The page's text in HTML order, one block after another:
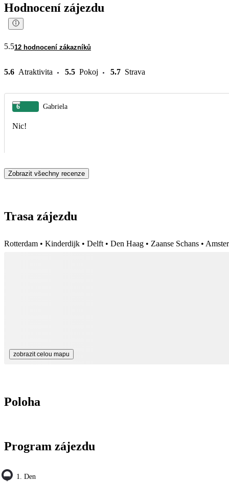
Hodnocení zájezdu
5.512 hodnocení zákazníků
5.6 Atraktivita 5.5 Pokoj 5.7 Strava
6 Gabriela
Nic!
Zobrazit všechny recenze
Trasa zájezdu
Rotterdam • Kinderdijk • Delft • Den Haag • Zaanse Schans •
zobrazit celou mapu
Poloha
Program zájezdu
1. Den